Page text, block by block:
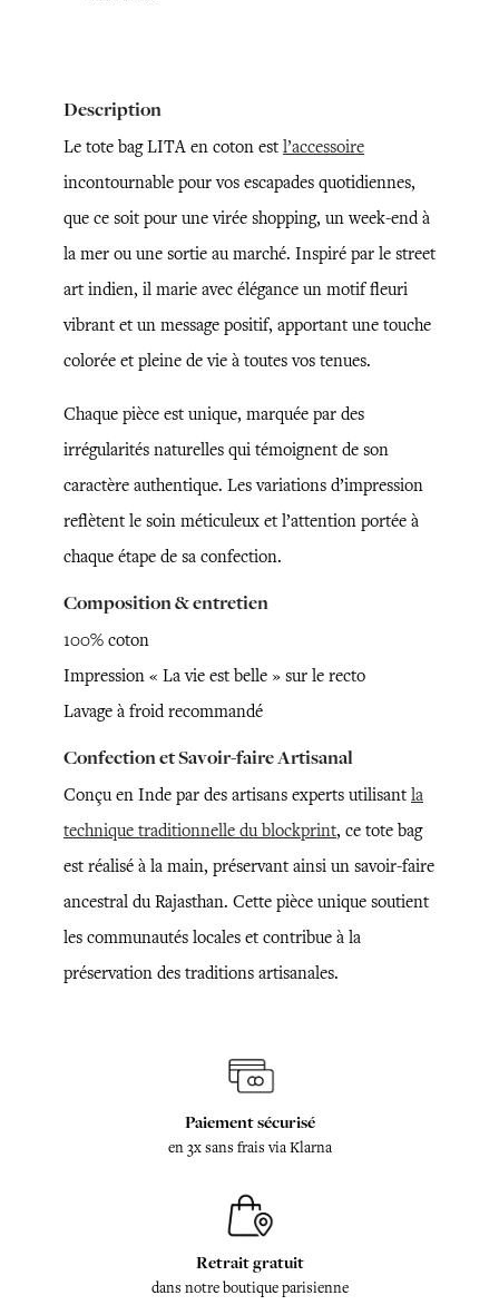
Description
Le tote bag LITA en coton est l’accessoire
incontournable pour vos escapades quotidiennes,
que ce soit pour une virée shopping, un week-end à
la mer ou une sortie au marché. Inspiré par le street
art indien, il marie avec élégance un motif fleuri
vibrant et un message positif, apportant une touche
colorée et pleine de vie à toutes vos tenues.
Chaque pièce est unique, marquée par des
irrégularités naturelles qui témoignent de son
caractère authentique. Les variations d’impression
reflètent le soin méticuleux et l’attention portée à
chaque étape de sa confection.
Composition & entretien
100% coton
Impression « La vie est belle » sur le recto
Lavage à froid recommandé
Confection et Savoir-faire Artisanal
Conçu en Inde par des artisans experts utilisant la
technique traditionnelle du blockprint, ce tote bag
est réalisé à la main, préservant ainsi un savoir-faire
ancestral du Rajasthan. Cette pièce unique soutient
les communautés locales et contribue à la
préservation des traditions artisanales.
Paiement sécurisé
en 3x sans frais via Klarna
Retrait gratuit
dans notre boutique parisienne